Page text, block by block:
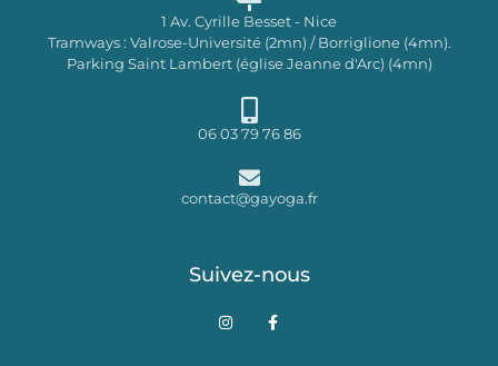
1 Av. Cyrille Besset - Nice
Tramways : Valrose-Université (2mn) / Borriglione (4mn).
Parking Saint Lambert (église Jeanne d'Arc) (4mn)
06 03 79 76 86
contact@gayoga.fr
Suivez-nous
I
n
F
a